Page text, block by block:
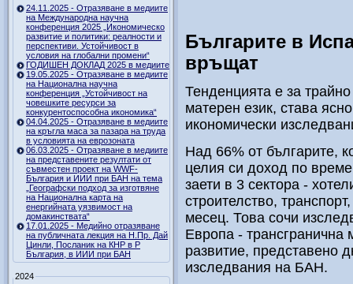
24.11.2025 - Отразяване в медиите
на Международна научна
конференция 2025 „Икономическо
развитие и политики: реалности и
перспективи. Устойчивост в
условия на глобални промени“
ГОДИШЕН ДОКЛАД 2025 в медиите
19.05.2025 - Отразяване в медиите
на Национална научна
конференция „Устойчивост на
човешките ресурси за
конкурентоспособна икономика“
04.04.2025 - Отразяване в медиите
на кръгла маса за пазара на труда
в условията на еврозоната
06.03.2025 - Отразяване в медиите
на представените резултати от
съвместен проект на WWF-
България и ИИИ при БАН на тема
„Географски подход за изготвяне
на Национална карта на
енергийната уязвимост на
домакинствата“
17.01.2025 - Медийно отразяване
на публичната лекция на Н.Пр. Дай
Цинли, Посланик на КНР в Р
България, в ИИИ при БАН
2024
Българите в
връщат
Тенденцията е за
матерен език, става
икономически
Над 66% от българите,
целия си доход по
заети в 3 сектора -
строителство,
месец. Това сочи
Европа - трансгранична
развитие, представено
изследвания на БАН.